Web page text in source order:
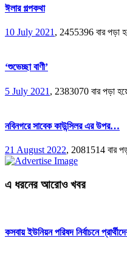
ঈলার গল্পকথা
10 July 2021 , 2455396 বার পড়া
‘শুভেচ্ছা বাণী’
5 July 2021 , 2383070 বার পড়া
নবিনগরে সাবেক কাউন্সিলর এর উপর…
21 August 2022, 2081514 বার
এ ধরনের আরোও খবর
কসবায় ইউনিয়ন পরিষদ নির্বাচনে